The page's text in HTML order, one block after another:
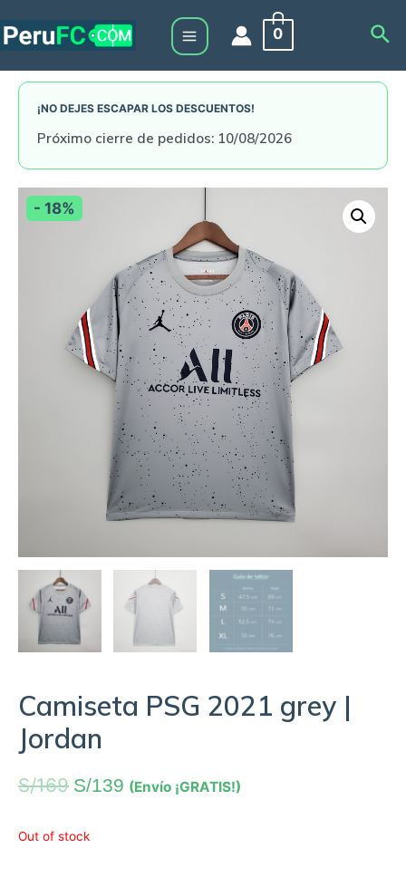
to
Main
Menu
0
¡NO DEJES ESCAPAR LOS DESCUENTOS!
Próximo cierre de pedidos: 10/08/2026
- 18%
Camiseta PSG 2021 grey |
Jordan
S/169 S/139 (Envío ¡GRATIS!)
Out of stock